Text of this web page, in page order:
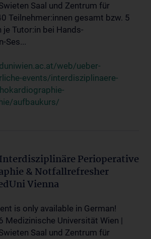
Saal und Zentrum für
Teilnehmer:innen gesamt bzw. 5
je Tutor:in bei Hands-
Ses...
web/ueber-
events/interdisziplinaere-
aufbaukurs/
Perioperative
& Notfallrefresher
Vienna
is only available in German!
Medizinische Universität Wien |
Saal und Zentrum für